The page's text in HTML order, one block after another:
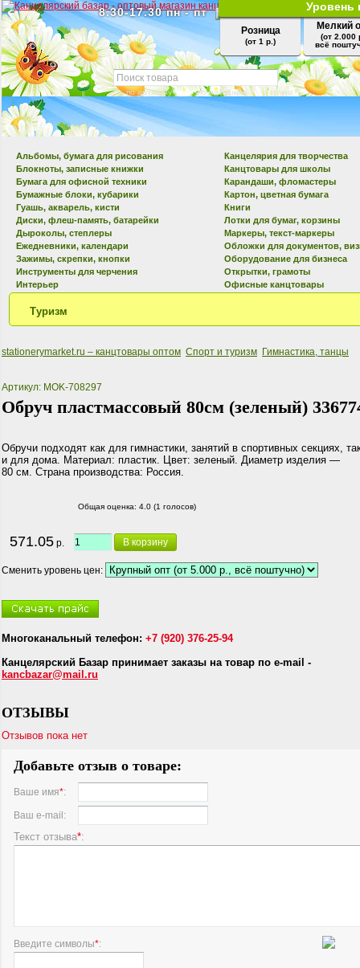
Уровень
Розница
(от 1 р.)
Мелкий
(от 2.000
всё
8.30-17.30 пн - пт
по артикулу по названию точно
Альбомы, бумага для рисования
Блокноты, записные книжки
Бумага для офисной техники
Бумажные блоки, кубарики
Гуашь, акварель, кисти
Диски, флеш-память, батарейки
Дыроколы, степлеры
Ежедневники, календари
Зажимы, скрепки, кнопки
Инструменты для черчения
Интерьер
Канцелярия для творчества
Канцтовары для школы
Карандаши, фломастеры
Картон, цветная бумага
Книги
Лотки для бумаг, корзины
Маркеры, текст-маркеры
Обложки для документов,
Оборудование для бизнеса
Открытки, грамоты
Офисные канцтовары
Туризм
stationerymarket.ru – канцтовары оптом Спорт и туризм Гимнастика, танцы
Артикул: MOK-708297
Обруч пластмассовый 80см (зеленый)
Обручи подходят как для гимнастики, занятий в спортивных секциях,
и для дома. Материал: пластик. Цвет: зеленый. Диаметр изделия —
80 см. Страна производства: Россия.
Общая оценка: 4.0 (1 голосов)
571.05 р. В корзину
Сменить уровень цен:
Многоканальный телефон: +7 (920) 376-25-94
Канцелярский Базар принимает заказы на товар по e-mail -
kancbazar@mail.ru
ОТЗЫВЫ
Отзывов пока нет
Добавьте отзыв о товаре:
Ваше имя*:
Ваш e-mail:
Текст отзыва*:
Введите символы*: